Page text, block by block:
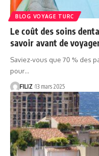
BLOG VOYAGE TURC
Le coût des soins
savoir avant de
Saviez-vous que 70 % des
pour…
FILIZ 13 mars 2025